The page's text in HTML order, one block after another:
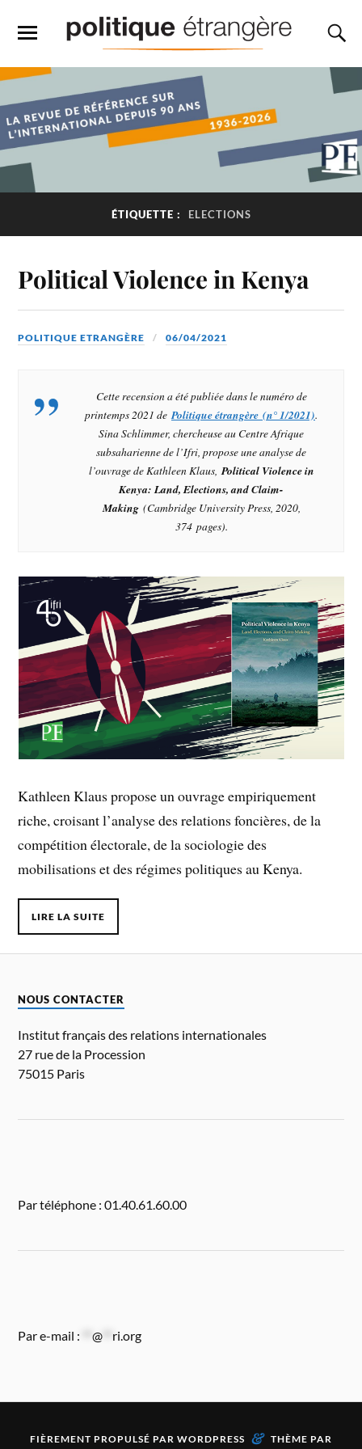
ÉTIQUETTE : ELECTIONS
Political Violence in Kenya
POLITIQUE ETRANGÈRE 06/04/2021
Cette recension a été publiée dans le numéro de
printemps 2021 dePolitique étrangère (n° 1/2021).
Sina Schlimmer, chercheuse au Centre Afrique
subsaharienne de l’Ifri, propose une analyse de
l’ouvrage de Kathleen Klaus,Political Violence in
Kenya: Land, Elections, and Claim-
Making (Cambridge University Press, 2020,
374 pages).
Kathleen Klaus propose un ouvrage empiriquement
riche, croisant l’analyse des relations foncières, de la
compétition électorale, de la sociologie des
mobilisations et des régimes politiques au Kenya.
LIRE LA SUITE
NOUS CONTACTER
Institut français des relations internationales
27 rue de la Procession
75015 Paris
Par téléphone : 01.40.61.60.00
Par e-mail : **@ ri.org
FIÈREMENT PROPULSÉ PAR WORDPRESS & THÈME PAR